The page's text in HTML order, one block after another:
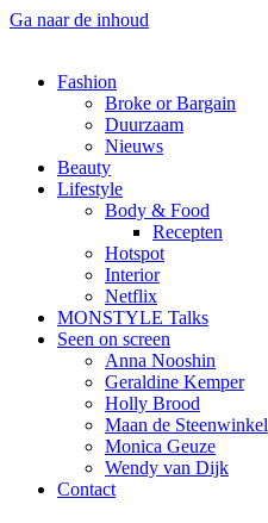
Ga naar de inhoud
Fashion
Broke or Bargain
Duurzaam
Nieuws
Beauty
Lifestyle
Body & Food
Recepten
Hotspot
Interior
Netflix
MONSTYLE Talks
Seen on screen
Anna Nooshin
Geraldine Kemper
Holly Brood
Maan de Steenwinkel
Monica Geuze
Wendy van Dijk
Contact